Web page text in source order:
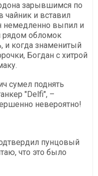
зарывшимся по
и вставил
немедленно выпил и
рядом обломок
и когда знаменитый
Богдан с хитрой
сумел поднять
"Delfi", –
невероятно!
пунцовый
что это было